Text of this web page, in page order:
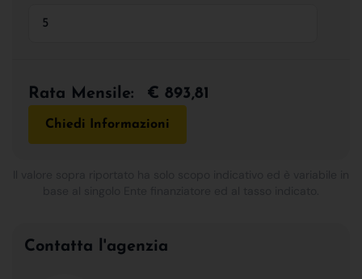
Rata Mensile: € 893,81
Chiedi Informazioni
Contatta l'agenzia